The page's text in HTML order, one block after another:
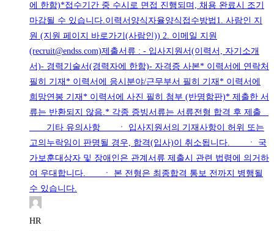
에 한함)*접수기간 중 수시로 면접 진행되며, 채용 완료시 조기
마감될 수 있습니다.이력서양식자율양식접수방법1. 사람인 지
원 (지원 페이지 바로가기(사람인)) 2. 이메일 지원
(recruit@endss.com)제출서류 : - 입사지원서(이력서, 자기소개
서)- 경력기술서(경력자에 한함)- 자격증 사본* 이력서에 연락처
필히 기재* 이력서에 응시분야/근무부서 필히 기재* 이력서에
희망연봉 기재* 이력서에 사진 필히 첨부 (반명함판)* 제출한 서
류는 반환되지 않음.* 각종 증빙서류는 서류전형 합격 후 제출
기타 유의사항 ㆍ 입사지원서의 기재사항이 허위 또는
고의누락임이 판명될 경우, 합격(입사)이 취소됩니다. ㆍ 국
가보훈대상자 및 장애인은 관계서류 제출시 관련 법령에 의거하
여 우대합니다. ㆍ 본 전형은 최종합격 통보 전까지 병행될
수 있습니다.
HR